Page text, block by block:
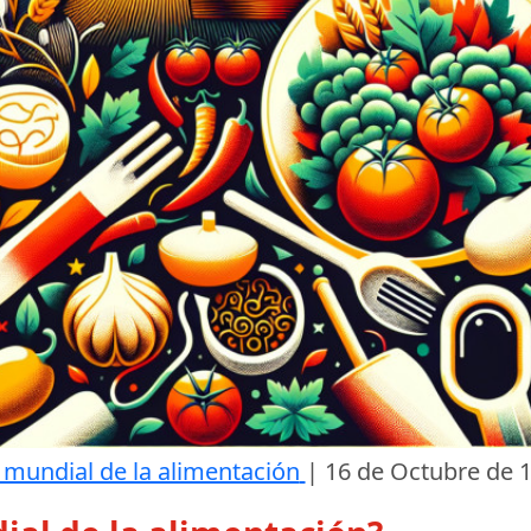
de la alimentación | 16 de Octubre de